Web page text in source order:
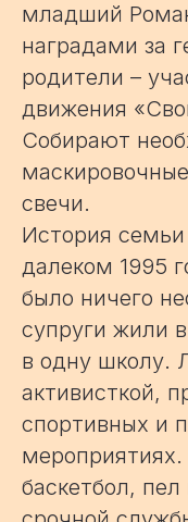
младший
наградами за
родители –
движения
Собирают
свечи.
История
далеком 1995
было ничего
супруги жили
в одну школу.
активисткой,
спортивных и
мероприятиях.
баскетбол,